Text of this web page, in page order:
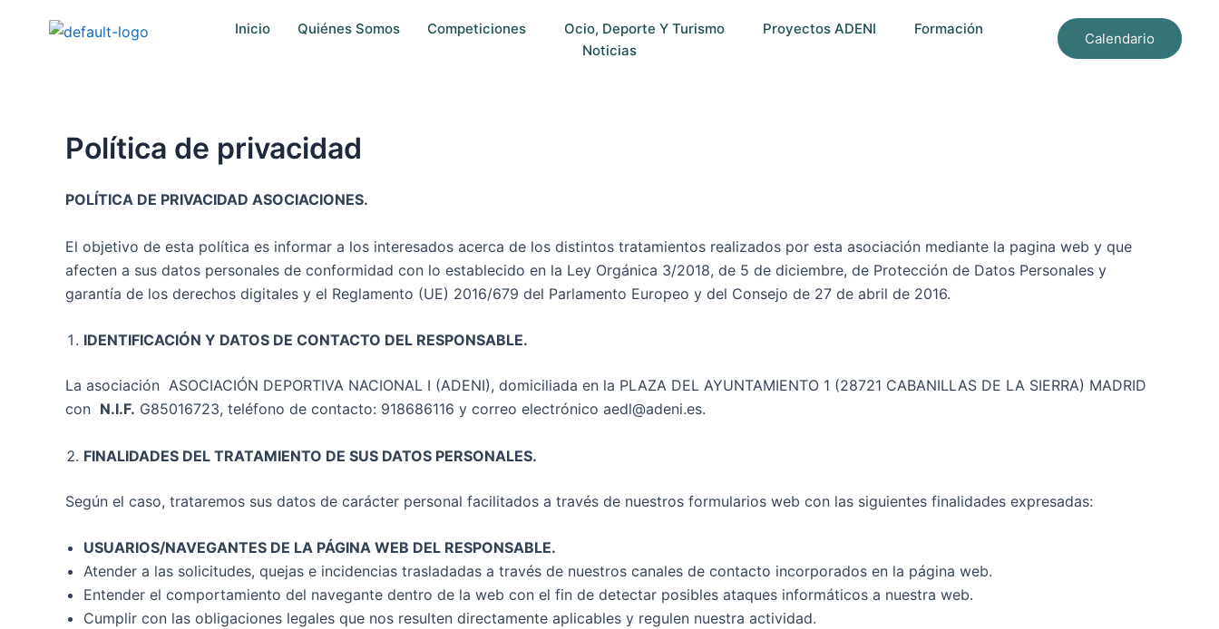
Inicio Quiénes Somos Competiciones Ocio, Deporte Y Turismo Proyectos ADENI
Formación
Noticias
Calendario
Política de privacidad
POLÍTICA DE PRIVACIDAD ASOCIACIONES.
El objetivo de esta política es informar a los interesados acerca de los distintos tratamientos realizados por esta asociación mediante la pagina web y que
afecten a sus datos personales de conformidad con lo establecido en la Ley Orgánica 3/2018, de 5 de diciembre, de Protección de Datos Personales y
garantía de los derechos digitales y el Reglamento (UE) 2016/679 del Parlamento Europeo y del Consejo de 27 de abril de 2016.
IDENTIFICACIÓN Y DATOS DE CONTACTO DEL RESPONSABLE.
La asociación ASOCIACIÓN DEPORTIVA NACIONAL I (ADENI), domiciliada en la PLAZA DEL AYUNTAMIENTO 1 (28721 CABANILLAS DE LA SIERRA) MADRID
con N.I.F. G85016723, teléfono de contacto: 918686116 y correo electrónico aedl@adeni.es.
FINALIDADES DEL TRATAMIENTO DE SUS DATOS PERSONALES.
Según el caso, trataremos sus datos de carácter personal facilitados a través de nuestros formularios web con las siguientes finalidades expresadas:
USUARIOS/NAVEGANTES DE LA PÁGINA WEB DEL RESPONSABLE.
Atender a las solicitudes, quejas e incidencias trasladadas a través de nuestros canales de contacto incorporados en la página web.
Entender el comportamiento del navegante dentro de la web con el fin de detectar posibles ataques informáticos a nuestra web.
Cumplir con las obligaciones legales que nos resulten directamente aplicables y regulen nuestra actividad.